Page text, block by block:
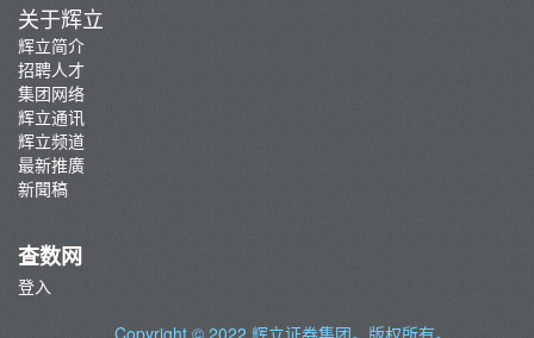
关于辉立
辉立简介
招聘人才
集团网络
辉立通讯
辉立频道
最新推廣
新聞稿
查数网
登入